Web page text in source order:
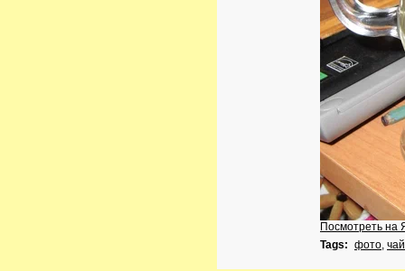
Посмотреть на
Tags: фото, чай